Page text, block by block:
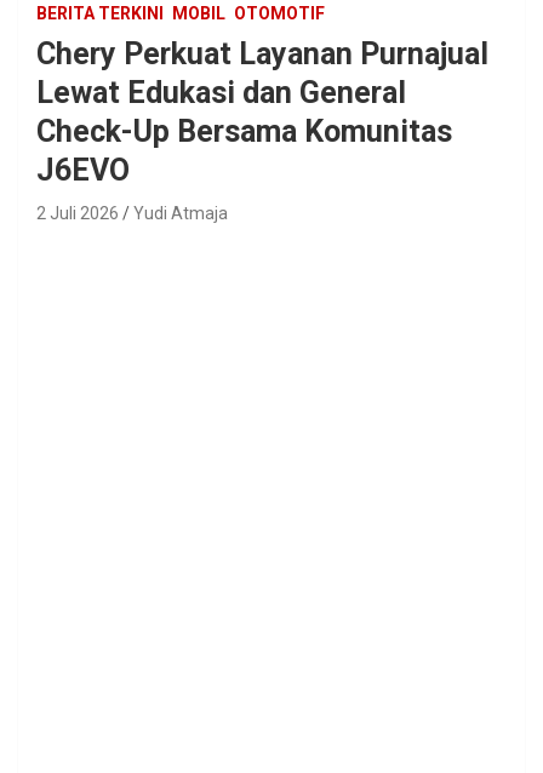
BERITA TERKINI MOBIL OTOMOTIF
Chery Perkuat Layanan Purnajual
Lewat Edukasi dan General
Check-Up Bersama Komunitas
J6EVO
2 Juli 2026 Yudi Atmaja